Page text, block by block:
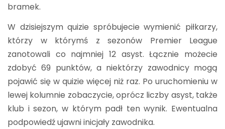
bramek.
W dzisiejszym quizie spróbujecie wymienić piłkarzy,
którzy w którymś z sezonów Premier League
zanotowali co najmniej 12 asyst. Łącznie możecie
zdobyć 69 punktów, a niektórzy zawodnicy mogą
pojawić się w quizie więcej niż raz. Po uruchomieniu w
lewej kolumnie zobaczycie, oprócz liczby asyst, także
klub i sezon, w którym padł ten wynik. Ewentualna
podpowiedź ujawni inicjały zawodnika.